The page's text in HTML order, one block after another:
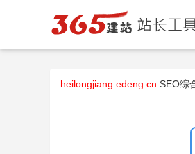
heilongjiang.edeng.cn SEO综